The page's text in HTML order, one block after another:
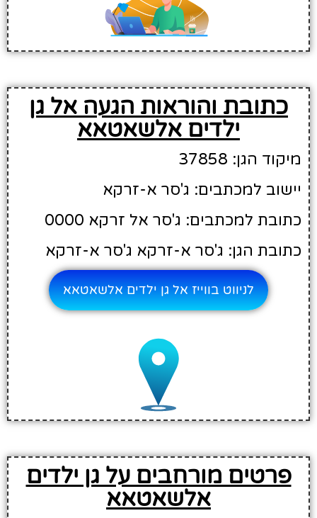
כתובת והוראות הגעה אל גן
ילדים אלשאטאא
מיקוד הגן: 37858
יישוב למכתבים: ג'סר א-זרקא
כתובת למכתבים: ג'סר אל זרקא 0000
כתובת הגן: ג'סר א-זרקא ג'סר א-זרקא
לניווט בווייז אל גן ילדים אלשאטאא
פרטים מורחבים על גן ילדים
אלשאטאא